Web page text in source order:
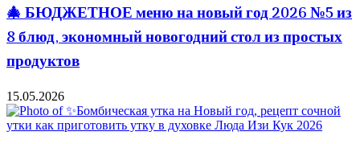
🎄 БЮДЖЕТНОЕ меню на новый год 2026 №5 из
8 блюд, экономный новогодний стол из простых
продуктов
15.05.2026